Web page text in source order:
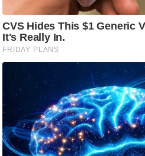
लू
नु
स्खे
र्य
ट
स्थ
ल